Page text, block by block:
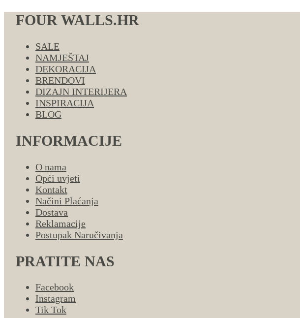
FOUR WALLS.HR
SALE
NAMJEŠTAJ
DEKORACIJA
BRENDOVI
DIZAJN INTERIJERA
INSPIRACIJA
BLOG
INFORMACIJE
O nama
Opći uvjeti
Kontakt
Načini Plaćanja
Dostava
Reklamacije
Postupak Naručivanja
PRATITE NAS
Facebook
Instagram
Tik Tok